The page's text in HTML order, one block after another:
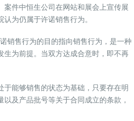
件中恒生公司在网站和展会上宣传展
为仍属于许诺销售行为。
销售行为的目的指向销售行为，是一种
为前提。当双方达成合意时，即不再
能够销售的状态为基础，只要存在明
及产品批号等关于合同成立的条款，